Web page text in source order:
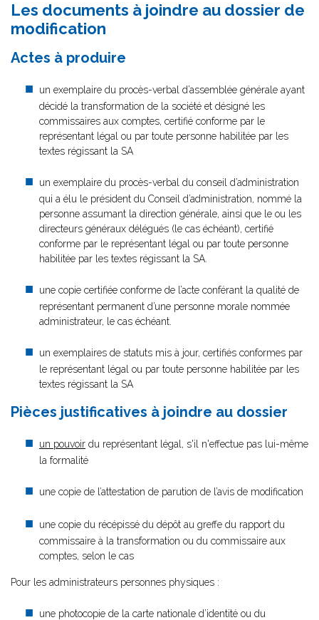
Les documents à joindre au dossier de
modification
Actes à produire
un exemplaire du procès-verbal d’assemblée générale ayant
décidé la transformation de la société et désigné les
commissaires aux comptes, certifié conforme par le
représentant légal ou par toute personne habilitée par les
textes régissant la SA
un exemplaire du procès-verbal du conseil d’administration
qui a élu le président du Conseil d’administration, nommé la
personne assumant la direction générale, ainsi que le ou les
directeurs généraux délégués (le cas échéant), certifié
conforme par le représentant légal ou par toute personne
habilitée par les textes régissant la SA.
une copie certifiée conforme de l’acte conférant la qualité de
représentant permanent d’une personne morale nommée
administrateur, le cas échéant.
un exemplaires de statuts mis à jour, certifiés conformes par
le représentant légal ou par toute personne habilitée par les
textes régissant la SA
Pièces justificatives à joindre au dossier
un pouvoir du représentant légal, s'il n'effectue pas lui-même
la formalité
une copie de l’attestation de parution de l’avis de modification
une copie du récépissé du dépôt au greffe du rapport du
commissaire à la transformation ou du commissaire aux
comptes, selon le cas
Pour les administrateurs personnes physiques :
une photocopie de la carte nationale d’identité ou du